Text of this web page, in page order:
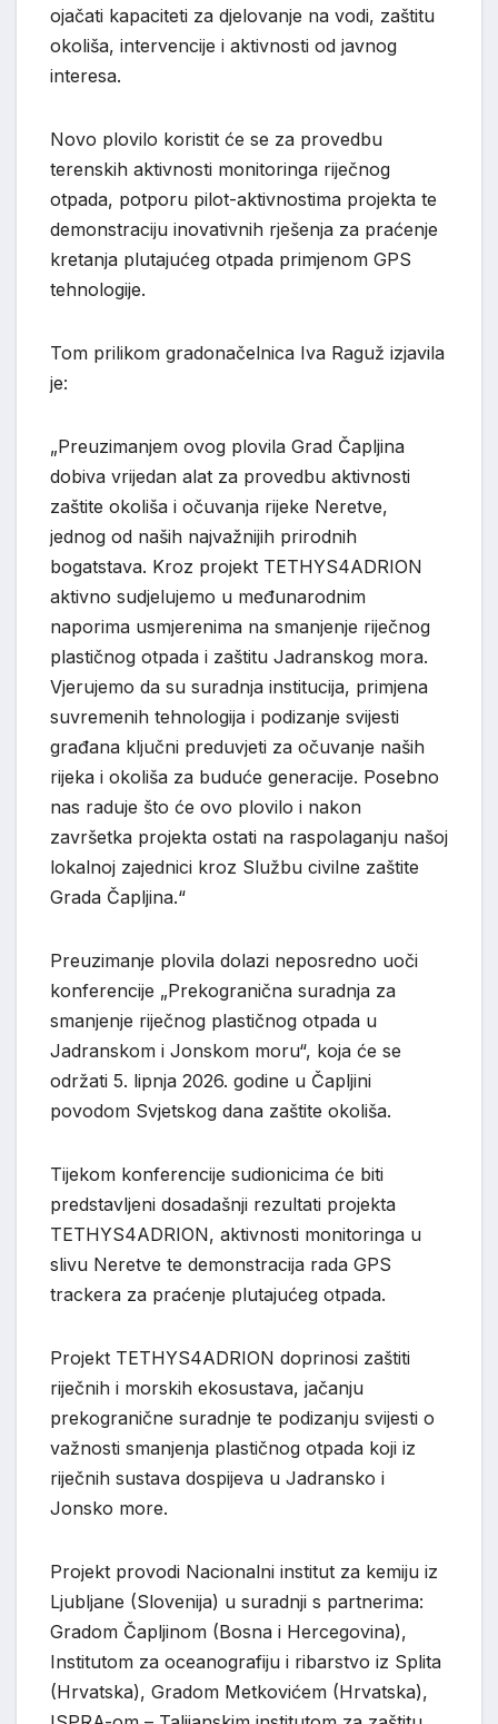
ojačati kapaciteti za djelovanje na vodi, zaštitu
okoliša, intervencije i aktivnosti od javnog
interesa.
Novo plovilo koristit će se za provedbu
terenskih aktivnosti monitoringa riječnog
otpada, potporu pilot-aktivnostima projekta te
demonstraciju inovativnih rješenja za praćenje
kretanja plutajućeg otpada primjenom GPS
tehnologije.
Tom prilikom gradonačelnica Iva Raguž izjavila
je:
„Preuzimanjem ovog plovila Grad Čapljina
dobiva vrijedan alat za provedbu aktivnosti
zaštite okoliša i očuvanja rijeke Neretve,
jednog od naših najvažnijih prirodnih
bogatstava. Kroz projekt TETHYS4ADRION
aktivno sudjelujemo u međunarodnim
naporima usmjerenima na smanjenje riječnog
plastičnog otpada i zaštitu Jadranskog mora.
Vjerujemo da su suradnja institucija, primjena
suvremenih tehnologija i podizanje svijesti
građana ključni preduvjeti za očuvanje naših
rijeka i okoliša za buduće generacije. Posebno
nas raduje što će ovo plovilo i nakon
završetka projekta ostati na raspolaganju našoj
lokalnoj zajednici kroz Službu civilne zaštite
Grada Čapljina.“
Preuzimanje plovila dolazi neposredno uoči
konferencije „Prekogranična suradnja za
smanjenje riječnog plastičnog otpada u
Jadranskom i Jonskom moru“, koja će se
održati 5. lipnja 2026. godine u Čapljini
povodom Svjetskog dana zaštite okoliša.
Tijekom konferencije sudionicima će biti
predstavljeni dosadašnji rezultati projekta
TETHYS4ADRION, aktivnosti monitoringa u
slivu Neretve te demonstracija rada GPS
trackera za praćenje plutajućeg otpada.
Projekt TETHYS4ADRION doprinosi zaštiti
riječnih i morskih ekosustava, jačanju
prekogranične suradnje te podizanju svijesti o
važnosti smanjenja plastičnog otpada koji iz
riječnih sustava dospijeva u Jadransko i
Jonsko more.
Projekt provodi Nacionalni institut za kemiju iz
Ljubljane (Slovenija) u suradnji s partnerima:
Gradom Čapljinom (Bosna i Hercegovina),
Institutom za oceanografiju i ribarstvo iz Splita
(Hrvatska), Gradom Metkovićem (Hrvatska),